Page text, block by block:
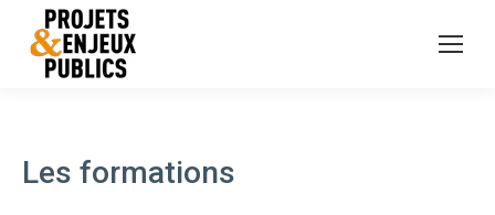
Les formations